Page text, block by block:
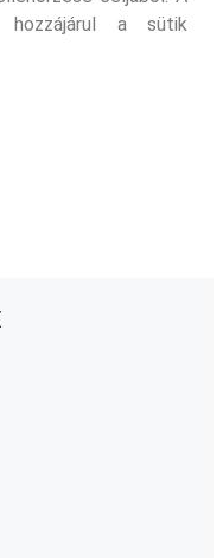
hozzájárul a sütik